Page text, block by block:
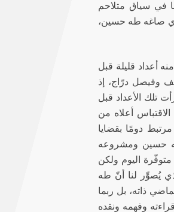
في سياق متلاحم
صاغه طه حسين،
منه أعداد قليلة قبل
وفيصل درّاج، إذ
تلك الأعداد قبل
أعلاه من
دومًا بقضايا
طه حسين ومشروعه
اليوم ولكن
يُصوِّر لنا أنّ طه
ذاته، بل ربما
وفهمه ونقده